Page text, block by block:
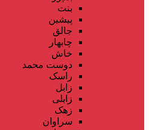
بنت
پیشین
جالق
چابهار
خاش
دوست محمد
راسک
زابل
زابلی
زهک
سراوان